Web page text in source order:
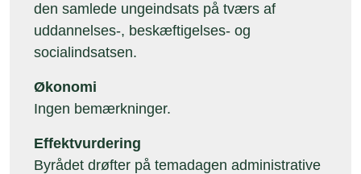
den samlede ungeindsats på tværs af
uddannelses-, beskæftigelses- og
socialindsatsen.
Økonomi
Ingen bemærkninger.
Effektvurdering
Byrådet drøfter på temadagen administrative